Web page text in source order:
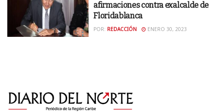
afirmaciones contra exalcalde de
Floridablanca
POR: REDACCIÓN ENERO 30, 2023